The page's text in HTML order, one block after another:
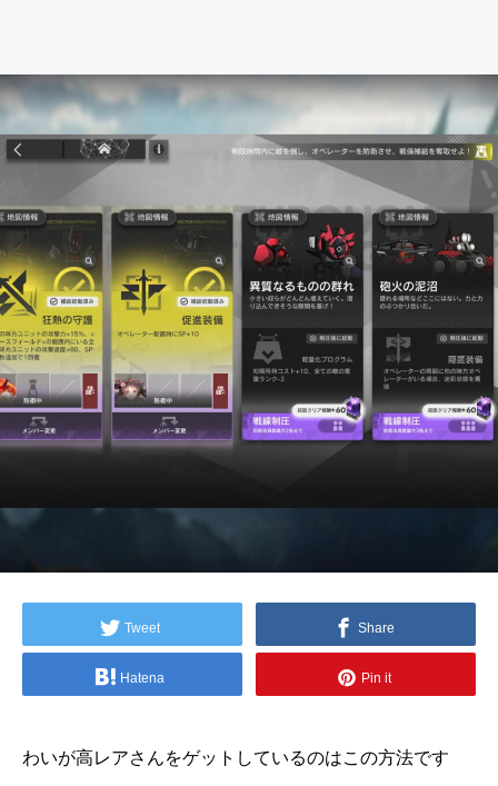
Tweet Share
Hatena Pin it
わいが高レアさんをゲットしているのはこの方法です